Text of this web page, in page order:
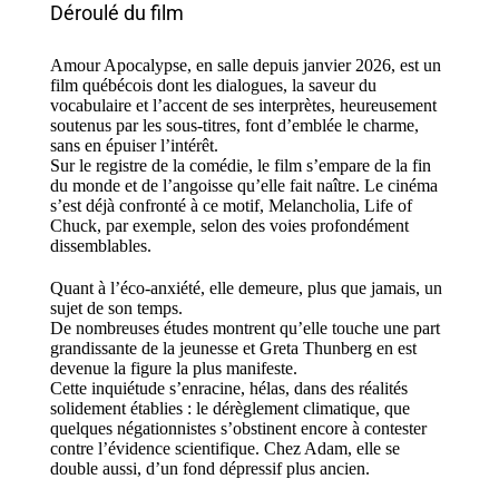
Déroulé du film
Amour Apocalypse, en salle depuis janvier 2026, est un
film québécois dont les dialogues, la saveur du
vocabulaire et l’accent de ses interprètes, heureusement
soutenus par les sous-titres, font d’emblée le charme,
sans en épuiser l’intérêt.
Sur le registre de la comédie, le film s’empare de la fin
du monde et de l’angoisse qu’elle fait naître. Le cinéma
s’est déjà confronté à ce motif, Melancholia, Life of
Chuck, par exemple, selon des voies profondément
dissemblables.
Quant à l’éco-anxiété, elle demeure, plus que jamais, un
sujet de son temps.
De nombreuses études montrent qu’elle touche une part
grandissante de la jeunesse et Greta Thunberg en est
devenue la figure la plus manifeste.
Cette inquiétude s’enracine, hélas, dans des réalités
solidement établies : le dérèglement climatique, que
quelques négationnistes s’obstinent encore à contester
contre l’évidence scientifique. Chez Adam, elle se
doubleaussi, d’un fond dépressif plus ancien.